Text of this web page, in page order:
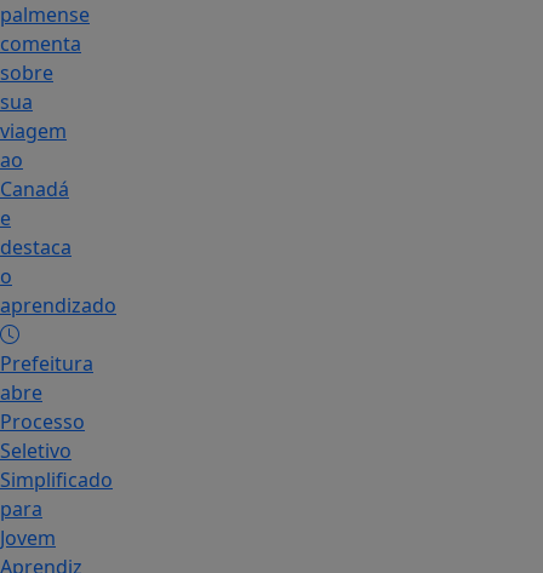
palmense
comenta
sobre
sua
viagem
ao
Canadá
e
destaca
o
aprendizado
Prefeitura
abre
Processo
Seletivo
Simplificado
para
Jovem
Aprendiz